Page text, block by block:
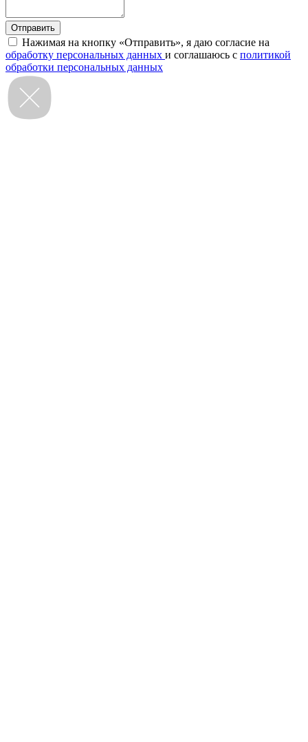
Нажимая на кнопку «Отправить», я даю согласие на
обработку персональных данных и соглашаюсь с политикой
обработки персональных данных